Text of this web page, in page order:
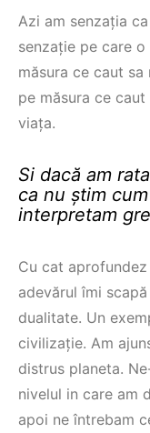
Azi am senzația
senzație pe care
măsura ce caut
pe măsura ce
viața.
Si dacă am
ca nu știm
interpretam
Cu cat
adevărul îmi
dualitate. Un
civilizație. Am
distrus planeta.
nivelul in care am
apoi ne întrebam